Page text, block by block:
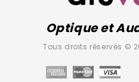
Optique et
Tous droits réservés ©